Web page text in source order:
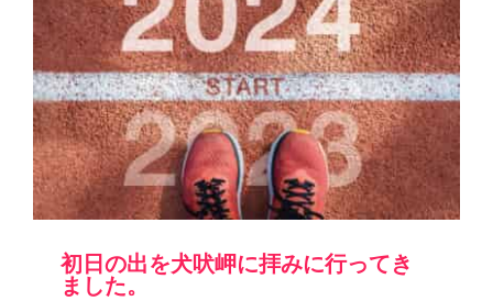
Write a
book
初日の出を犬吠岬に拝みに行ってき
ました。